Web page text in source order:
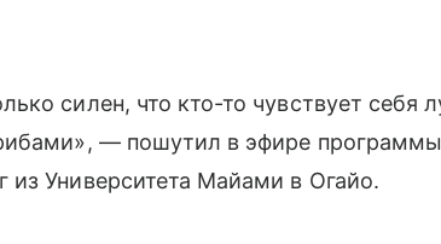
силен, что кто-то чувствует себя
— пошутил в эфире
Университета Майами в Огайо.